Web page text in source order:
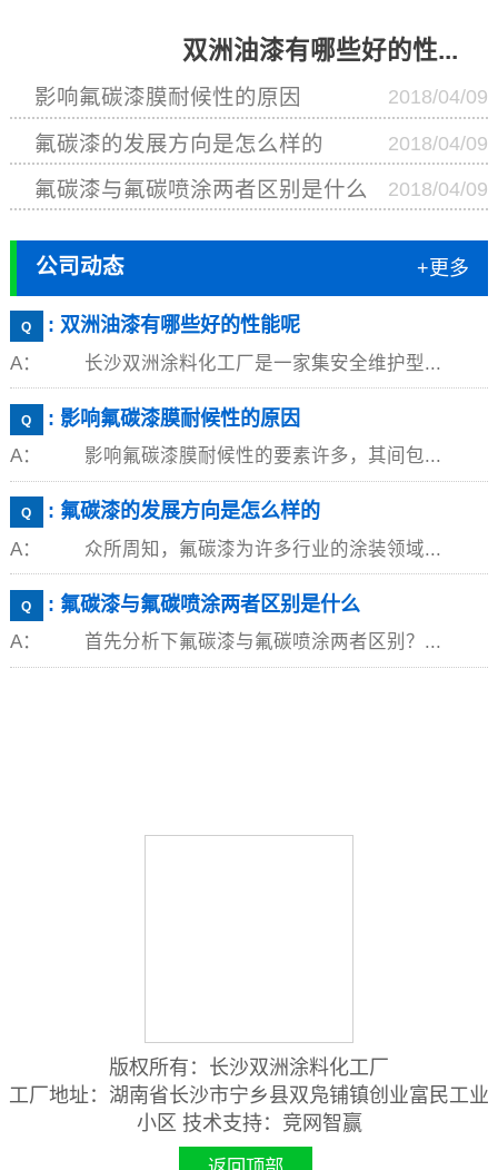
双洲油漆有哪些好的性...
影响氟碳漆膜耐候性的原因 2018/04/09
氟碳漆的发展方向是怎么样的 2018/04/09
氟碳漆与氟碳喷涂两者区别是什么 2018/04/09
公司动态 +更多
Q : 双洲油漆有哪些好的性能呢
A： 长沙双洲涂料化工厂是一家集安全维护型...
Q : 影响氟碳漆膜耐候性的原因
A： 影响氟碳漆膜耐候性的要素许多，其间包...
Q : 氟碳漆的发展方向是怎么样的
A： 众所周知，氟碳漆为许多行业的涂装领域...
Q : 氟碳漆与氟碳喷涂两者区别是什么
A： 首先分析下氟碳漆与氟碳喷涂两者区别？...
版权所有：长沙双洲涂料化工厂
工厂地址：湖南省长沙市宁乡县双凫铺镇创业富民工业
小区 技术支持： 竞网智赢